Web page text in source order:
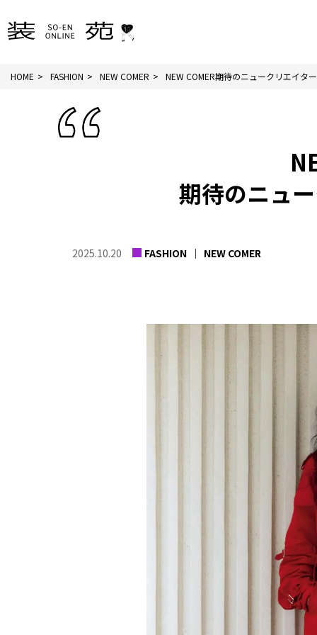
HOME FASHION NEW COMER NEW COMER期待のニュークリエイタ
期待のニュ
2025.10.20 FASHION NEW COMER